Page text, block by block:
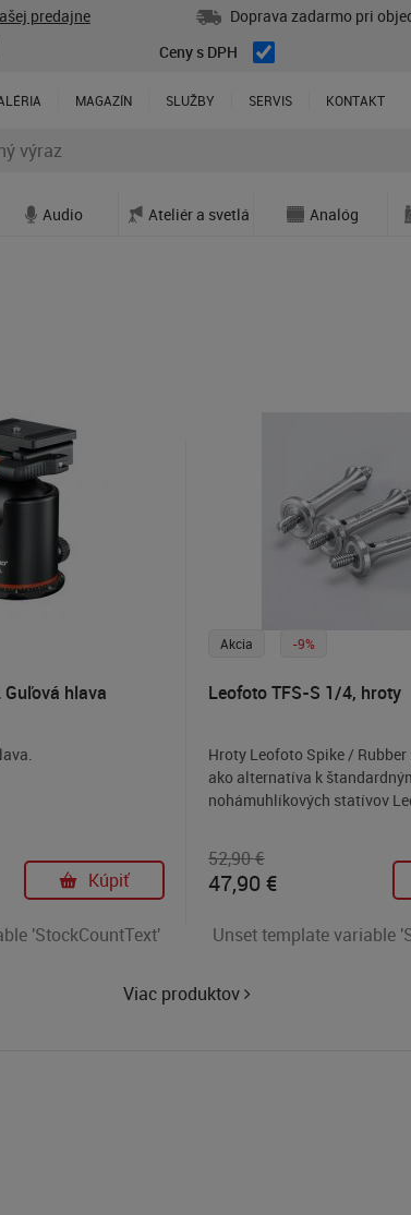
predajne
Doprava zadarmo pri
Ceny s DPH
MAGAZÍN SLUŽBY SERVIS KONTAKT
Audio Ateliér a svetlá Analóg
hlava
Kúpiť
'StockCountText'
Akcia -9%
Leofoto TFS-S 1/4, hroty
Hroty Leofoto Spike /
ako alternatíva k
nohámuhlíkových statívov
52,90 €
47,90 €
Unset template variable
Viac produktov